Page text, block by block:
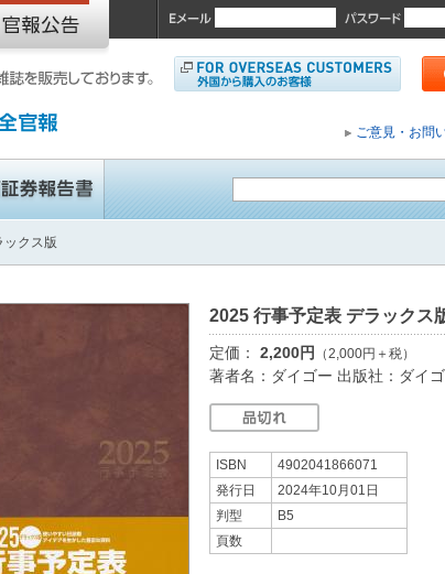
ご意見・お問
ックス版
2025 行事予定表 デラックス
定価： 2,200円 （2,000円＋税）
著者名：ダイゴー 出版社：ダイ
ISBN
4902041866071
発行日
2024年10月01日
判型
B5
頁数